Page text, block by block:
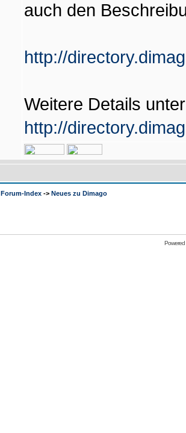
auch den
http://
Weitere Details
http://
Forum-Index -> Neues zu Dimago